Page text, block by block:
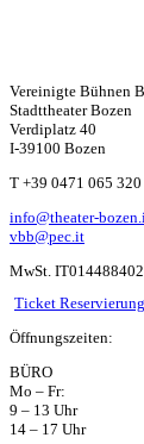
Vereinigte Bühnen
Stadttheater Bozen
Verdiplatz 40
I-39100 Bozen
T +39 0471 065 320
info@theater-
vbb@pec.it
MwSt.
W
ha
ts
ap
p
Ticket Reservierung
Öffnungszeiten:
BÜRO
Mo – Fr:
9 – 13 Uhr
14 – 17 Uhr